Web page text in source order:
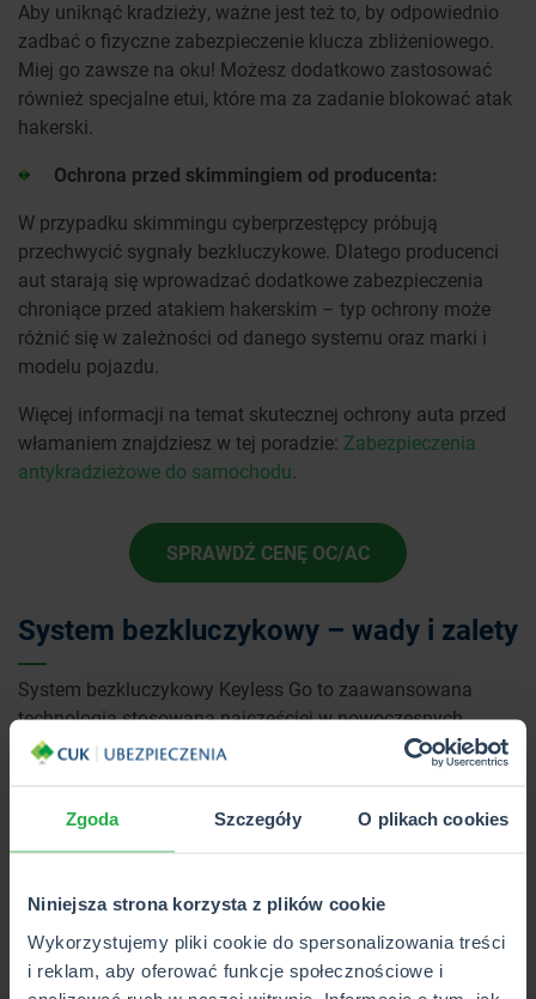
Zgoda Szczegóły O plikach cookies
Niniejsza strona korzysta z plików cookie
Wykorzystujemy pliki cookie do spersonalizowania treści
i reklam, aby oferować funkcje społecznościowe i
Aby uniknąć kradzieży, ważne jest też to, by odpowiednio
zadbać o fizyczne zabezpieczenie klucza zbliżeniowego.
Miej go zawsze na oku! Możesz dodatkowo zastosować
również specjalne etui, które ma za zadanie blokować atak
hakerski.
Ochrona przed skimmingiem od producenta:
W przypadku skimmingu cyberprzestępcy próbują
przechwycić sygnały bezkluczykowe. Dlatego producenci
aut starają się wprowadzać dodatkowe zabezpieczenia
chroniące przed atakiem hakerskim – typ ochrony może
różnić się w zależności od danego systemu oraz marki i
modelu pojazdu.
Więcej informacji na temat skutecznej ochrony auta przed
włamaniem znajdziesz w tej poradzie: Zabezpieczenia
antykradzieżowe do samochodu.
SPRAWDŹ CENĘ OC/AC
System bezkluczykowy – wady i zalety
System bezkluczykowy Keyless Go to zaawansowana
technologia stosowana najczęściej w nowoczesnych
samochodach, której oczywistym walorem jest komfort
użytkowników. Eliminuje bowiem konieczność korzystania
zalety i wady takiego rozwiązania, by zyskać pełen obraz
całego systemu.
Zalety:
Ogromna wygoda– nie musisz szukać ani wyciągać
klucza z torby czy plecaka, co ułatwia korzystanie z